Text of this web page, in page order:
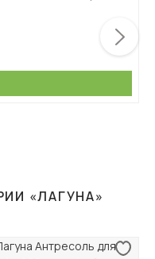
«ЛАГУНА»